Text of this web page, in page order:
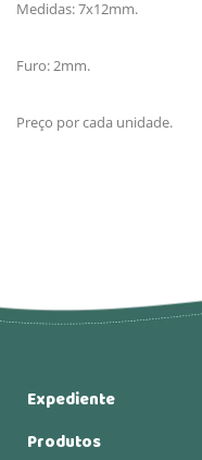
Medidas: 7x12mm.
Furo: 2mm.
Preço por cada unidade.
Expediente
Produtos